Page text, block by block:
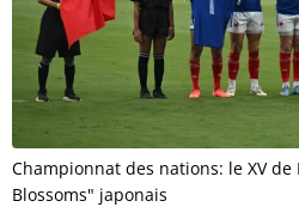
Championnat des nations: le XV
Blossoms" japonais